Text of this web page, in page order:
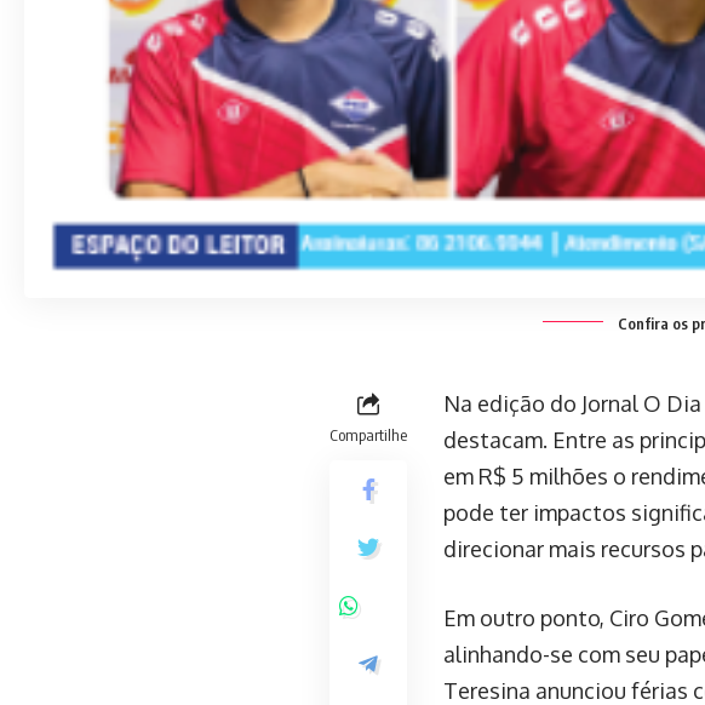
Confira os
Compartilhe
Na edição do Jornal O
destacam. Entre as
em R$ 5 milhões o
pode ter impactos
direcionar mais recursos
Em outro ponto, Ciro
alinhando-se com seu
Teresina anunciou férias